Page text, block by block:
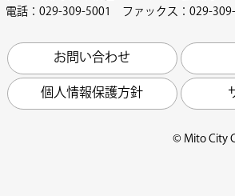
電話：029-309-5001 ファックス：029-
お問い合わせ
個人情報保護方針
© Mito City